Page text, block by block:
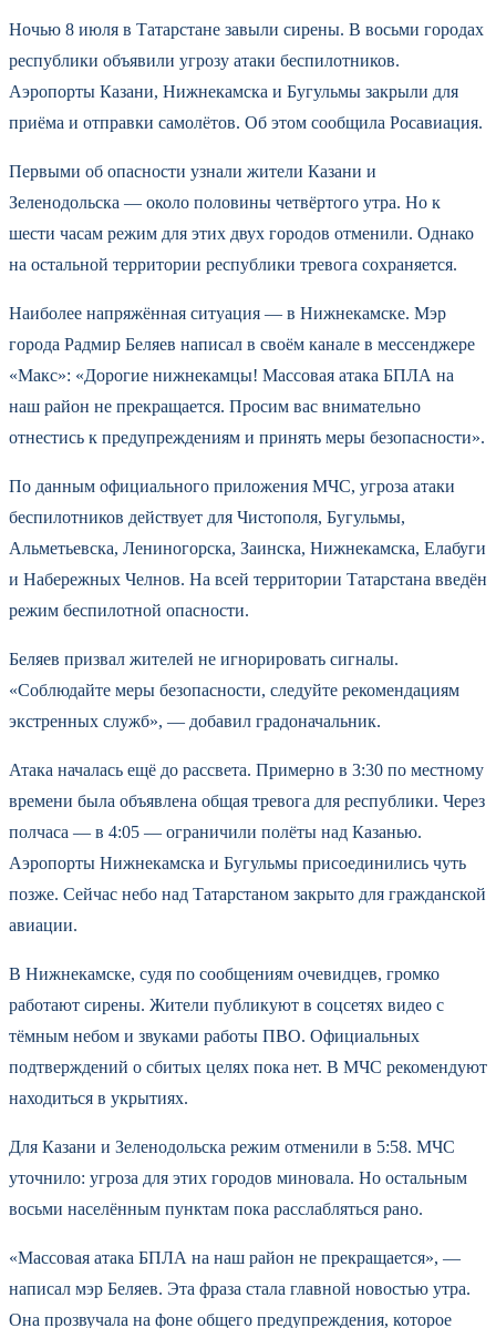
Ночью 8 июля в Татарстане завыли сирены. В восьми городах
республики объявили угрозу атаки беспилотников.
Аэропорты Казани, Нижнекамска и Бугульмы закрыли для
приёма и отправки самолётов. Об этом сообщила Росавиация.
Первыми об опасности узнали жители Казани и
Зеленодольска — около половины четвёртого утра. Но к
шести часам режим для этих двух городов отменили. Однако
на остальной территории республики тревога сохраняется.
Наиболее напряжённая ситуация — в Нижнекамске. Мэр
города Радмир Беляев написал в своём канале в мессенджере
«Макс»: «Дорогие нижнекамцы! Массовая атака БПЛА на
наш район не прекращается. Просим вас внимательно
отнестись к предупреждениям и принять меры безопасности».
По данным официального приложения МЧС, угроза атаки
беспилотников действует для Чистополя, Бугульмы,
Альметьевска, Лениногорска, Заинска, Нижнекамска, Елабуги
и Набережных Челнов. На всей территории Татарстана введён
режим беспилотной опасности.
Беляев призвал жителей не игнорировать сигналы.
«Соблюдайте меры безопасности, следуйте рекомендациям
экстренных служб», — добавил градоначальник.
Атака началась ещё до рассвета. Примерно в 3:30 по местному
времени была объявлена общая тревога для республики. Через
полчаса — в 4:05 — ограничили полёты над Казанью.
Аэропорты Нижнекамска и Бугульмы присоединились чуть
позже. Сейчас небо над Татарстаном закрыто для гражданской
авиации.
В Нижнекамске, судя по сообщениям очевидцев, громко
работают сирены. Жители публикуют в соцсетях видео с
тёмным небом и звуками работы ПВО. Официальных
подтверждений о сбитых целях пока нет. В МЧС рекомендуют
находиться в укрытиях.
Для Казани и Зеленодольска режим отменили в 5:58. МЧС
уточнило: угроза для этих городов миновала. Но остальным
восьми населённым пунктам пока расслабляться рано.
«Массовая атака БПЛА на наш район не прекращается», —
написал мэр Беляев. Эта фраза стала главной новостью утра.
Она прозвучала на фоне общего предупреждения, которое